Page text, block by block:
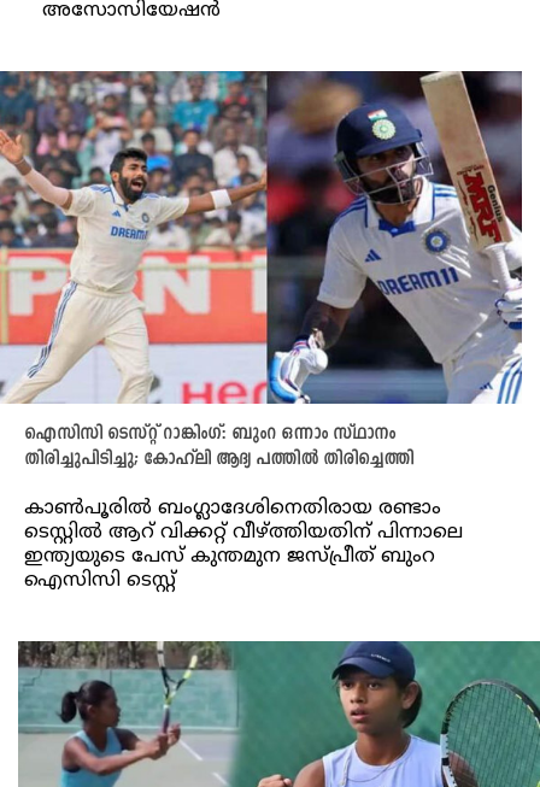
അസോസിയേഷൻ
ഐസിസി ടെസ്റ്റ് റാങ്കിംഗ്: ബുംറ ഒന്നാം സ്ഥാനം
തിരിച്ചുപിടിച്ചു; കോഹ്‌ലി ആദ്യ പത്തിൽ തിരിച്ചെത്തി
കാൺപൂരിൽ ബംഗ്ലാദേശിനെതിരായ രണ്ടാം
ടെസ്റ്റിൽ ആറ് വിക്കറ്റ് വീഴ്ത്തിയതിന് പിന്നാലെ
ഇന്ത്യയുടെ പേസ് കുന്തമുന ജസ്പ്രീത് ബുംറ
ഐസിസി ടെസ്റ്റ്